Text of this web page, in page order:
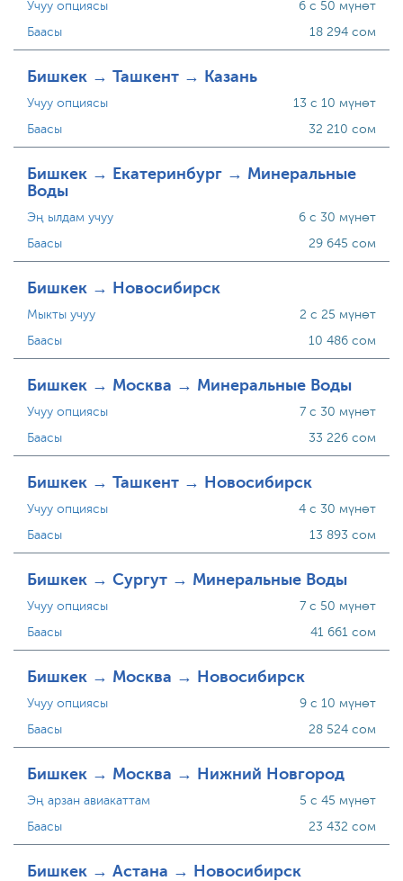
Учуу опциясы
Баасы
6 с 50 мүнөт
18 294 сом
Бишкек → Ташкент → Казань
Учуу опциясы
Баасы
13 с 10 мүнөт
32 210 сом
Бишкек → Екатеринбург → Минеральные
Воды
Эң ылдам учуу
Баасы
6 с 30 мүнөт
29 645 сом
Бишкек → Новосибирск
Мыкты учуу
Баасы
2 с 25 мүнөт
10 486 сом
Бишкек → Москва → Минеральные Воды
Учуу опциясы
Баасы
7 с 30 мүнөт
33 226 сом
Бишкек → Ташкент → Новосибирск
Учуу опциясы
Баасы
4 с 30 мүнөт
13 893 сом
Бишкек → Сургут → Минеральные Воды
Учуу опциясы
Баасы
7 с 50 мүнөт
41 661 сом
Бишкек → Москва → Новосибирск
Учуу опциясы
Баасы
9 с 10 мүнөт
28 524 сом
Бишкек → Москва → Нижний Новгород
Эң арзан авиакаттам
Баасы
5 с 45 мүнөт
23 432 сом
Бишкек → Астана → Новосибирск